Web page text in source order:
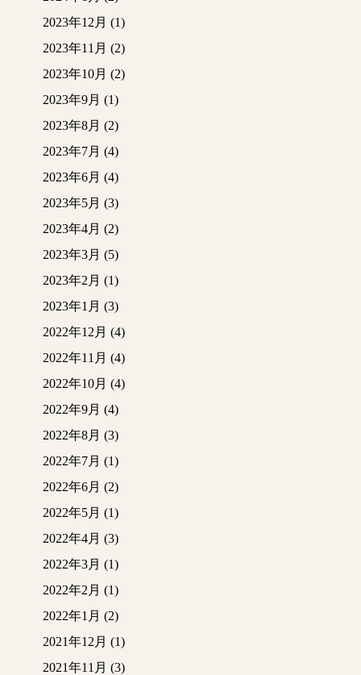
2023年12月 (1)
2023年11月 (2)
2023年10月 (2)
2023年9月 (1)
2023年8月 (2)
2023年7月 (4)
2023年6月 (4)
2023年5月 (3)
2023年4月 (2)
2023年3月 (5)
2023年2月 (1)
2023年1月 (3)
2022年12月 (4)
2022年11月 (4)
2022年10月 (4)
2022年9月 (4)
2022年8月 (3)
2022年7月 (1)
2022年6月 (2)
2022年5月 (1)
2022年4月 (3)
2022年3月 (1)
2022年2月 (1)
2022年1月 (2)
2021年12月 (1)
2021年11月 (3)